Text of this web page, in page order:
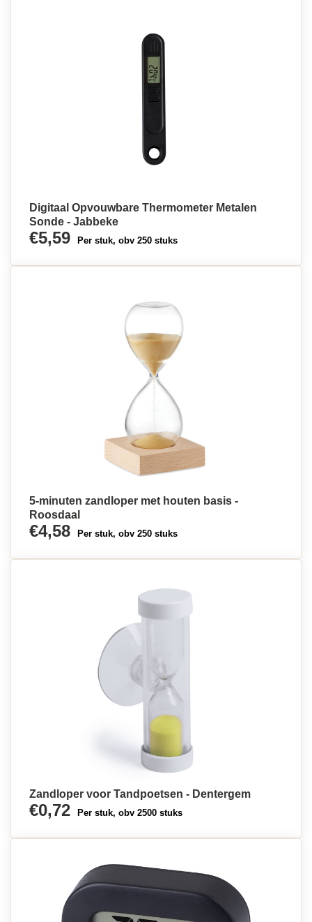
Digitaal Opvouwbare Thermometer Metalen
Sonde - Jabbeke
€5,59 Per stuk, obv 250 stuks
5-minuten zandloper met houten basis -
Roosdaal
€4,58 Per stuk, obv 250 stuks
Zandloper voor Tandpoetsen - Dentergem
€0,72 Per stuk, obv 2500 stuks